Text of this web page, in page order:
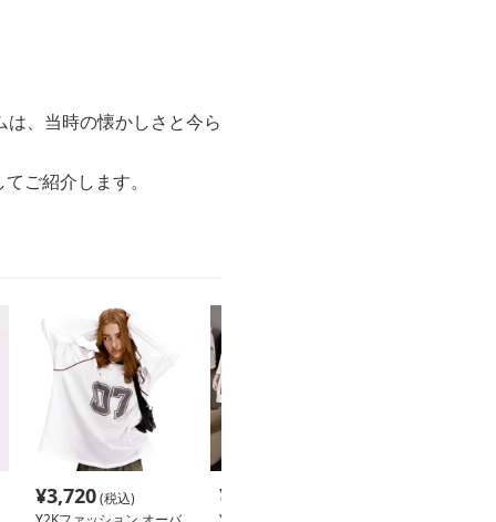
、当時の懐かしさと今ら
ご紹介します。
¥3,720(税込)
¥